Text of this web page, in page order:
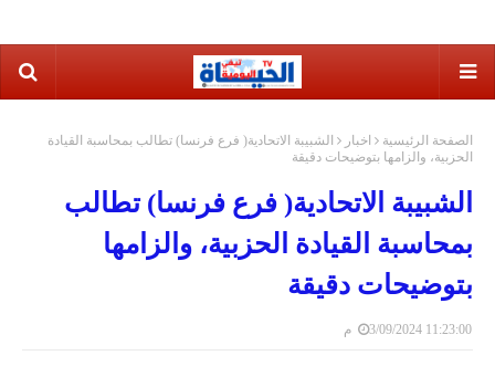
الصفحة الرئيسية اخبار
الشبيبة الاتحادية( فرع فرنسا) تطالب بمحاسبة القيادة
الحزبية، والزامها بتوضيحات دقيقة
الشبيبة الاتحادية( فرع فرنسا) تطالب
بمحاسبة القيادة الحزبية، والزامها
بتوضيحات دقيقة
3/09/2024 11:23:00 م